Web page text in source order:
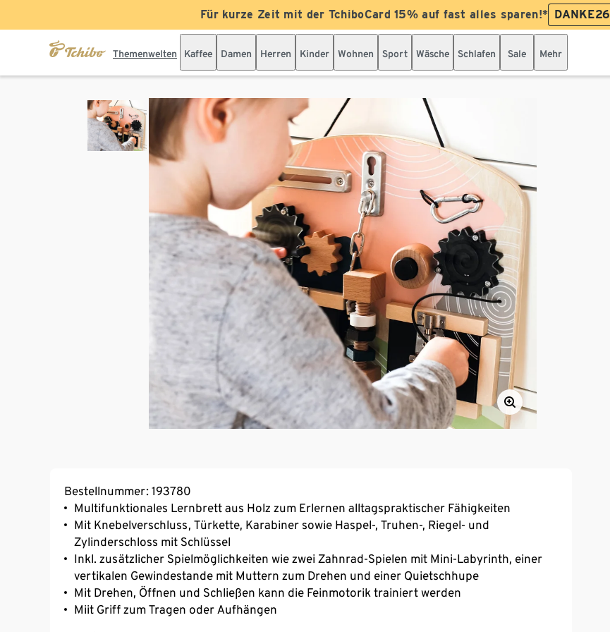
Für kurze Zeit mit der TchiboCard 15% auf fast alles sparen!* DANKE26
Themenwelten Kaffee Damen Herren Kinder Wohnen Sport Wäsche Schlafen Sale Mehr
Bestellnummer: 193780
Multifunktionales Lernbrett aus Holz zum Erlernen alltagspraktischer Fähigkeiten
Mit Knebelverschluss, Türkette, Karabiner sowie Haspel-, Truhen-, Riegel- und
Zylinderschloss mit Schlüssel
Inkl. zusätzlicher Spielmöglichkeiten wie zwei Zahnrad-Spielen mit Mini-Labyrinth, einer
vertikalen Gewindestande mit Muttern zum Drehen und einer Quietschhupe
Mit Drehen, Öffnen und Schließen kann die Feinmotorik trainiert werden
Miit Griff zum Tragen oder Aufhängen
Ergonomische Form für ein bequemes Bespielen vor dem Bauch/auf dem Schoß